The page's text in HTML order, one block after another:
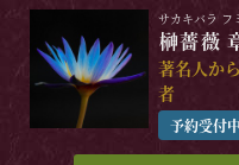
榊薔薇
サカキバラ フ
著名人か
者
予約受付中